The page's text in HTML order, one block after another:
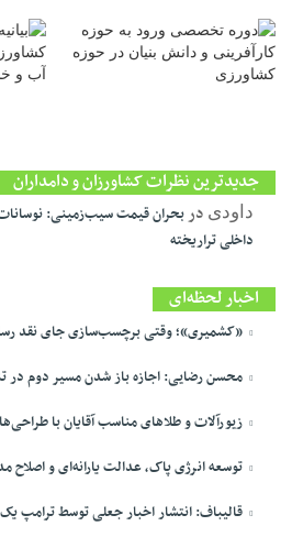
جدیدترین نظرات کشاورزان و دامداران
داودی دربحران قیمت سیب‌زمینی:
داخلی تراریخته
اخبار لحظه‌ای
«کشمیری»؛ وقتی برچسب‌سازی جای نقد
محسن رضایی: اجازه باز شدن مسیر دوم در
زیورآلات و طلاهای مناسب آقایان با
توسعه انرژی پاک، عدالت یارانه‌ای و
قالیباف: انتشار اخبار جعلی توسط